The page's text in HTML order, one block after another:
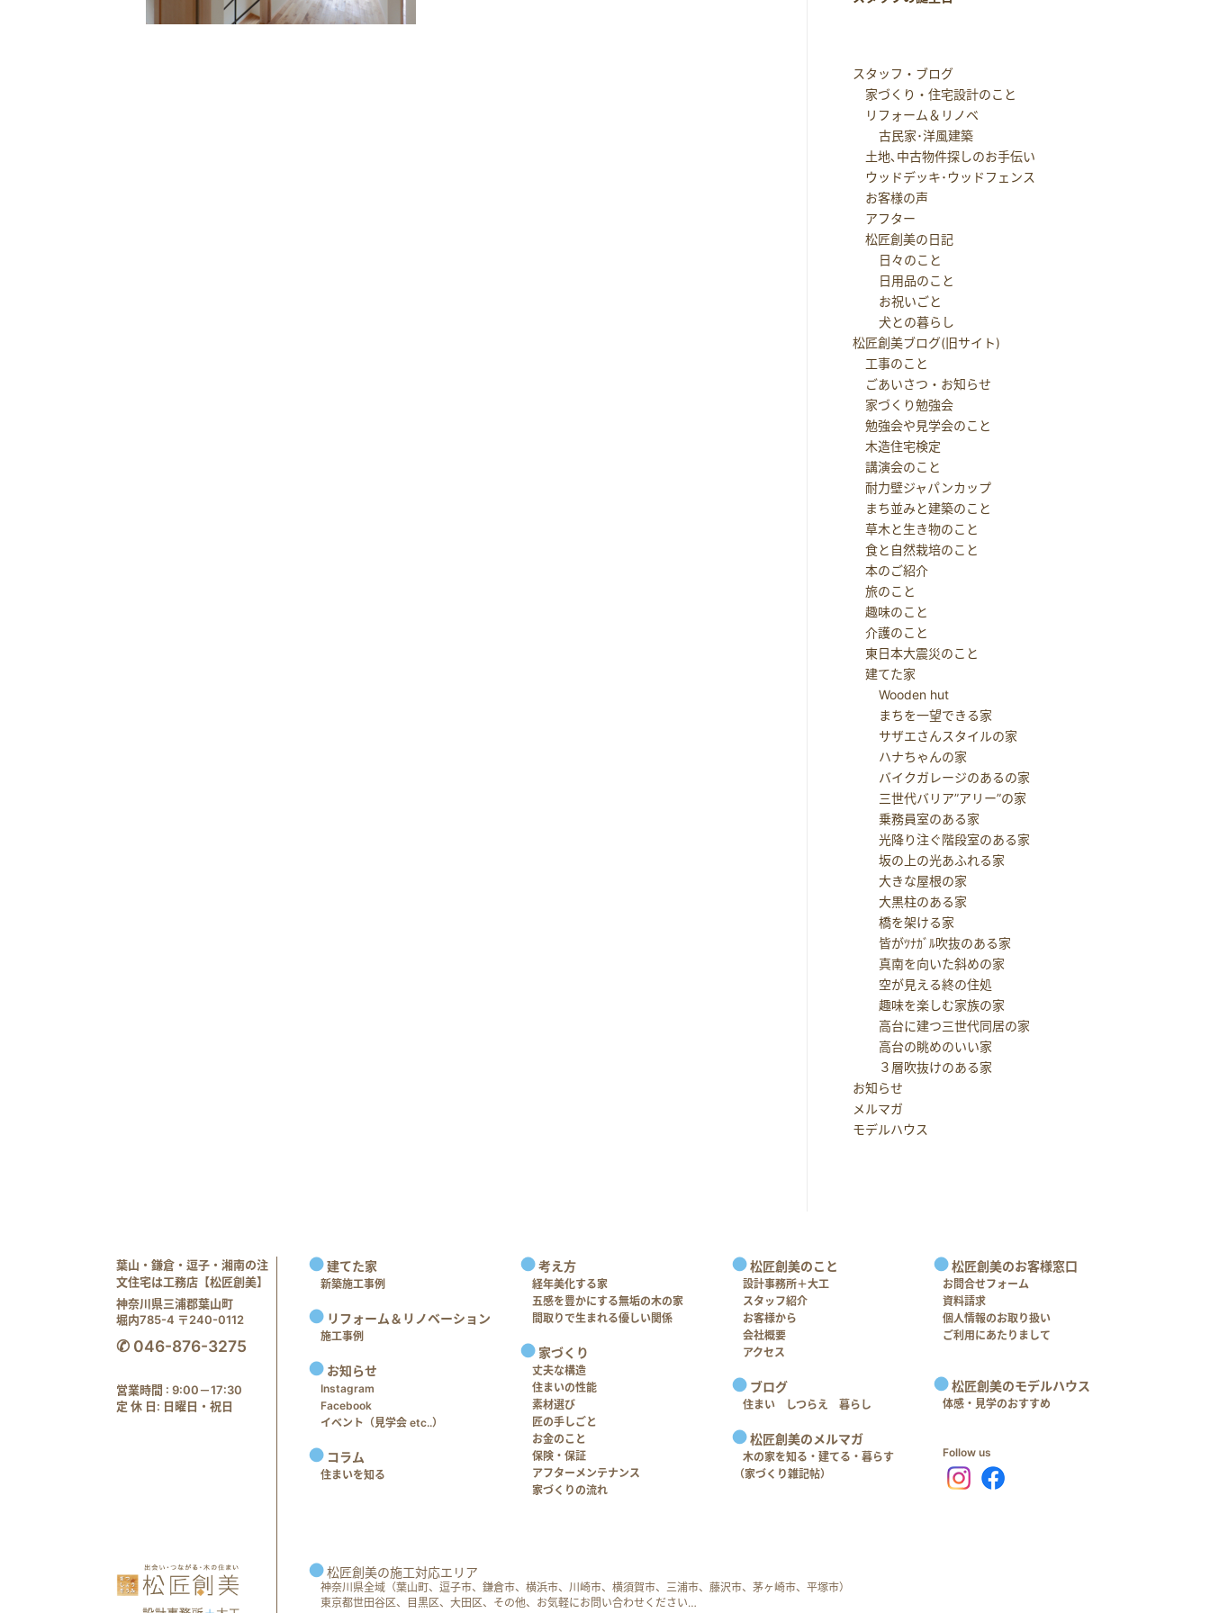
スタッフ・ブログ
家づくり・住宅設計のこと
リフォーム＆リノベ
古民家･洋風建築
土地､中古物件探しのお手伝い
ウッドデッキ･ウッドフェンス
お客様の声
アフター
松匠創美の日記
日々のこと
日用品のこと
お祝いごと
犬との暮らし
松匠創美ブログ(旧サイト)
工事のこと
ごあいさつ・お知らせ
家づくり勉強会
勉強会や見学会のこと
木造住宅検定
講演会のこと
耐力壁ジャパンカップ
まち並みと建築のこと
草木と生き物のこと
食と自然栽培のこと
本のご紹介
旅のこと
趣味のこと
介護のこと
東日本大震災のこと
建てた家
Wooden hut
まちを一望できる家
サザエさんスタイルの家
ハナちゃんの家
バイクガレージのあるの家
三世代バリア”アリー”の家
乗務員室のある家
光降り注ぐ階段室のある家
坂の上の光あふれる家
大きな屋根の家
大黒柱のある家
橋を架ける家
皆がﾂﾅｶﾞﾙ吹抜のある家
真南を向いた斜めの家
空が見える終の住処
趣味を楽しむ家族の家
高台に建つ三世代同居の家
高台の眺めのいい家
３層吹抜けのある家
お知らせ
メルマガ
モデルハウス
葉山・鎌倉・逗子・湘南の注
文住宅は工務店【松匠創美】
神奈川県三浦郡葉山町
堀内785-4 〒240-0112
✆ 046-876-3275
営業時間 : 9:00－17:30
定 休 日: 日曜日・祝日
建てた家
新築施工事例
リフォーム＆リノベーション
施工事例
お知らせ
Instagram
Facebook
イベント（見学会 etc..）
コラム
住まいを知る
考え方
経年美化する家
五感を豊かにする無垢の木の家
間取りで生まれる優しい関係
家づくり
丈夫な構造
住まいの性能
素材選び
匠の手しごと
お金のこと
保険・保証
アフターメンテナンス
家づくりの流れ
松匠創美のこと
設計事務所＋大工
スタッフ紹介
お客様から
会社概要
アクセス
ブログ
住まい しつらえ 暮らし
松匠創美のメルマガ
木の家を知る・建てる・暮らす
（家づくり雑記帖）
松匠創美のお客様窓口
お問合せフォーム
資料請求
個人情報のお取り扱い
ご利用にあたりまして
松匠創美のモデルハウス
体感・見学のおすすめ
Follow us
松匠創美の施工対応エリア
神奈川県全域（葉山町、逗子市、鎌倉市、横浜市、川崎市、横須賀市、三浦市、藤沢市、茅ヶ崎市、平塚市）
東京都世田谷区、目黒区、大田区、その他、お気軽にお問い合わせください…